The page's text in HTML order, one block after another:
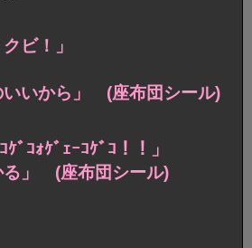
ビ！」
いいから」 (座布団シール)
ﾞｺｫｹﾞｪｰｺｹﾞｺ！！」
る」 (座布団シール)